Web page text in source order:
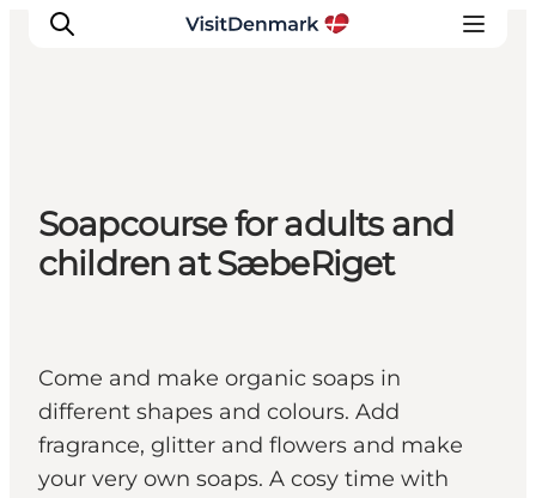
Inspirations
Destinations
Quoi faire
Soapcourse for adults and
children at SæbeRiget
Come and make organic soaps in
different shapes and colours. Add
fragrance, glitter and flowers and make
your very own soaps. A cosy time with